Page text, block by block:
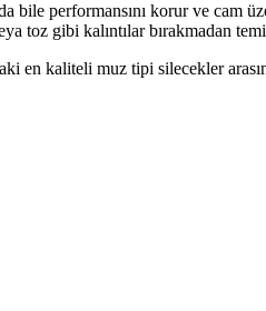
performansını korur ve cam
toz gibi kalıntılar bırakmadan
en kaliteli muz tipi silecekler